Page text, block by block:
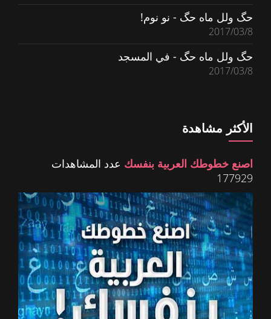
حگ ولل ماه حگ - نو نوم!
2017/03/8
حگ ولل ماه حگ - في المسجد
2017/03/8
الأكثر مشاهدة
اصنع خطوطك العربية بنفسك عدد المشاهدات
177929